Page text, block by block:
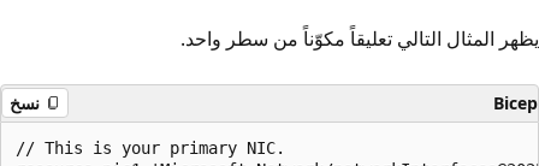
يظهر المثال التالي تعليقاً مكوّناً من سطر واحد.
Bicep نسخ
// This is your primary NIC.